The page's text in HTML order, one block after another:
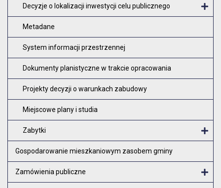
Decyzje o lokalizacji inwestycji celu publicznego
Metadane
System informacji przestrzennej
Dokumenty planistyczne w trakcie opracowania
Projekty decyzji o warunkach zabudowy
Miejscowe plany i studia
Zabytki
Gospodarowanie mieszkaniowym zasobem gminy
Zamówienia publiczne